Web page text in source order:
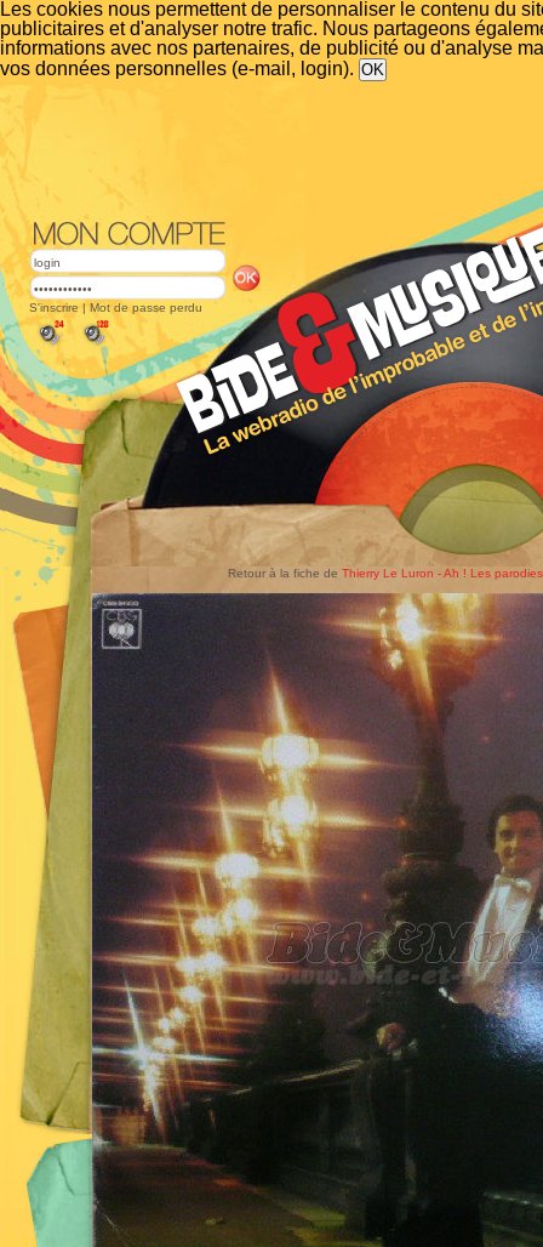
Les cookies nous permettent de personnaliser le contenu du
publicitaires et d'analyser notre trafic. Nous partageons
informations avec nos partenaires, de publicité ou d'analyse
vos données personnelles (e-mail, login).
S'inscrire | Mot de passe perdu
Retour à la fiche de Thierry Le Luron - Ah ! Les